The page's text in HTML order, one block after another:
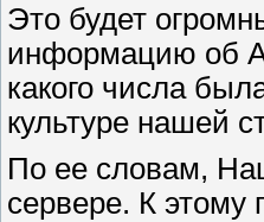
Это будет
информацию об
какого числа
культуре нашей
По ее словам,
сервере. К этому